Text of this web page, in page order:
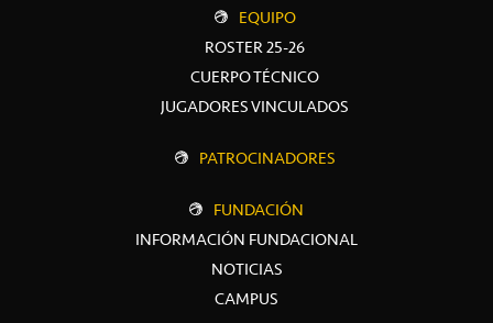
EQUIPO
ROSTER 25-26
CUERPO TÉCNICO
JUGADORES VINCULADOS
PATROCINADORES
FUNDACIÓN
INFORMACIÓN FUNDACIONAL
NOTICIAS
CAMPUS